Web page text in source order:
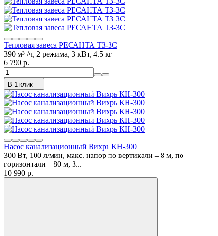
Тепловая завеса РЕСАНТА ТЗ-3С
390 м³ /ч, 2 режима, 3 кВт, 4.5 кг
6 790 p.
В 1 клик
Насос канализационный Вихрь КН-300
300 Вт, 100 л/мин, макс. напор по вертикали – 8 м, по
горизонтали – 80 м, 3...
10 990 p.